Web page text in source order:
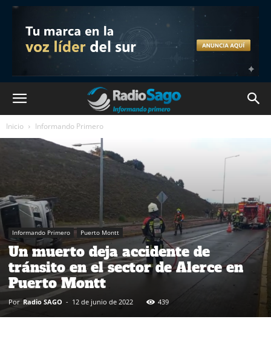
Inicio Informando Primero
Informando Primero Puerto Montt
Un muerto deja accidente de
tránsito en el sector de Alerce en
Puerto Montt
Por Radio SAGO - 12 de junio de 2022 439